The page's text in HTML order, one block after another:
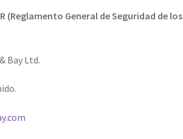
(Reglamento General de Seguridad de los
Bay Ltd.